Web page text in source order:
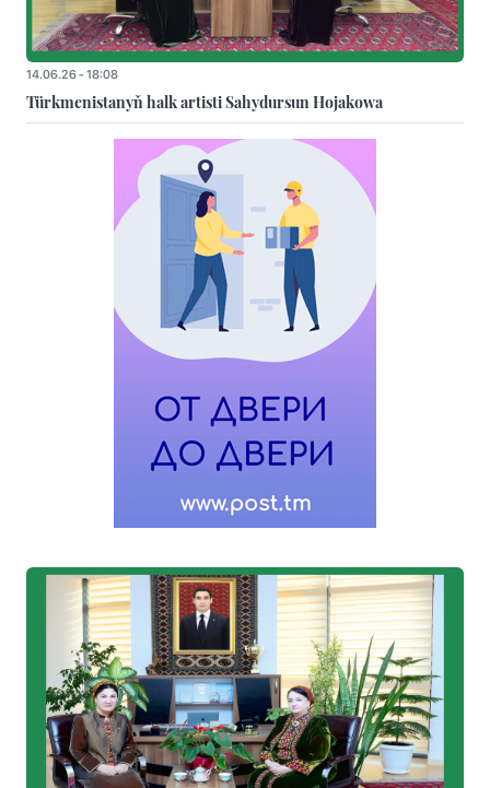
14.06.26 - 18:08
Türkmenistanyň halk artisti Sahydursun Hojakowa